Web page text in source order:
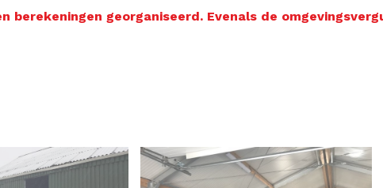
berekeningen georganiseerd. Evenals de